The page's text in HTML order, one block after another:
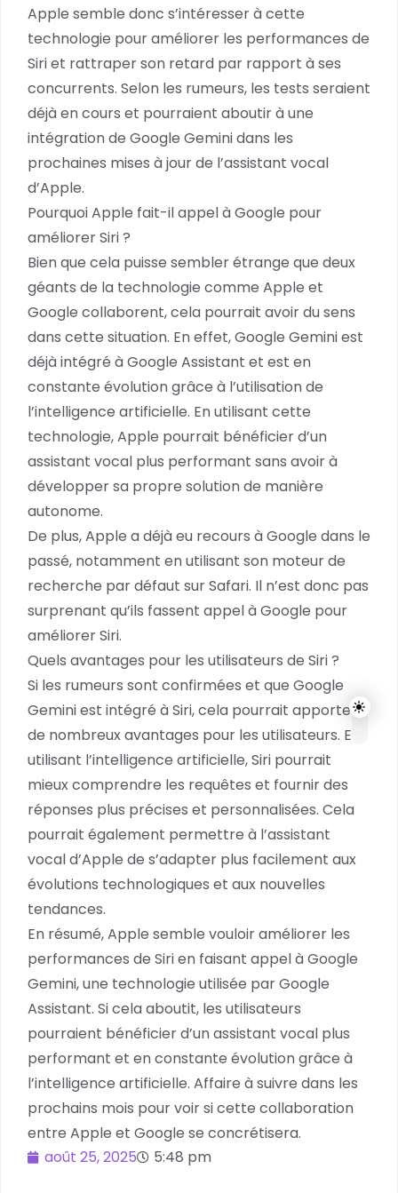
Apple semble donc s’intéresser à cette
technologie pour améliorer les performances de
Siri et rattraper son retard par rapport à ses
concurrents. Selon les rumeurs, les tests seraient
déjà en cours et pourraient aboutir à une
intégration de Google Gemini dans les
prochaines mises à jour de l’assistant vocal
d’Apple.
Pourquoi Apple fait-il appel à Google pour
améliorer Siri ?
Bien que cela puisse sembler étrange que deux
géants de la technologie comme Apple et
Google collaborent, cela pourrait avoir du sens
dans cette situation. En effet, Google Gemini est
déjà intégré à Google Assistant et est en
constante évolution grâce à l’utilisation de
l’intelligence artificielle. En utilisant cette
technologie, Apple pourrait bénéficier d’un
assistant vocal plus performant sans avoir à
développer sa propre solution de manière
autonome.
De plus, Apple a déjà eu recours à Google dans le
passé, notamment en utilisant son moteur de
recherche par défaut sur Safari. Il n’est donc pas
surprenant qu’ils fassent appel à Google pour
améliorer Siri.
Quels avantages pour les utilisateurs de Siri ?
Si les rumeurs sont confirmées et que Google
Gemini est intégré à Siri, cela pourrait apporter
de nombreux avantages pour les utilisateurs. En
utilisant l’intelligence artificielle, Siri pourrait
mieux comprendre les requêtes et fournir des
réponses plus précises et personnalisées. Cela
pourrait également permettre à l’assistant
vocal d’Apple de s’adapter plus facilement aux
évolutions technologiques et aux nouvelles
tendances.
En résumé, Apple semble vouloir améliorer les
performances de Siri en faisant appel à Google
Gemini, une technologie utilisée par Google
Assistant. Si cela aboutit, les utilisateurs
pourraient bénéficier d’un assistant vocal plus
performant et en constante évolution grâce à
l’intelligence artificielle. Affaire à suivre dans les
prochains mois pour voir si cette collaboration
entre Apple et Google se concrétisera.
août 25, 2025
5:48 pm